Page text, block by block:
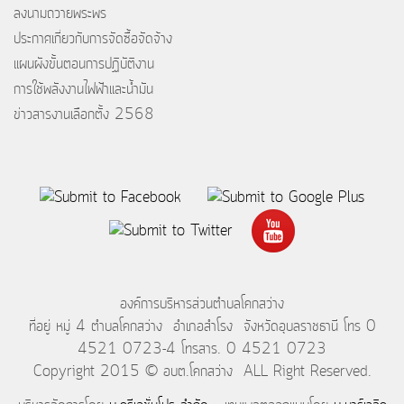
ลงนามถวายพระพร
ประกาศเกี่ยวกับการจัดซื้อจัดจ้าง
แผนผังขั้นตอนการปฏิบัติงาน
การใช้พลังงานไฟฟ้าและน้ำมัน
ข่าวสารงานเลือกตั้ง 2568
องค์การบริหารส่วนตำบลโคกสว่าง
ที่อยู่ หมู่ 4 ตำบลโคกสว่าง อำเภอสำโรง จังหวัดอุบลราชธานี โทร 0
4521 0723-4 โทรสาร. 0 4521 0723
Copyright 2015 © อบต.โคกสว่าง ALL Right Reserved.